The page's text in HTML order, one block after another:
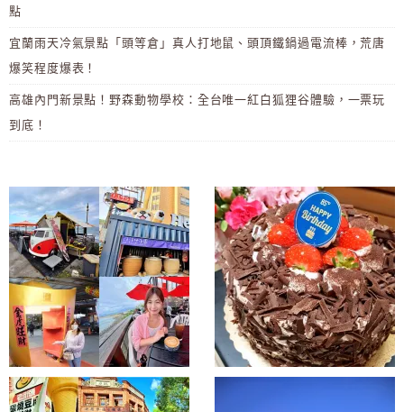
點
宜蘭雨天冷氣景點「頭等倉」真人打地鼠、頭頂鐵鍋過電流棒，荒唐
爆笑程度爆表！
高雄內門新景點！野森動物學校：全台唯一紅白狐狸谷體驗，一票玩
到底！